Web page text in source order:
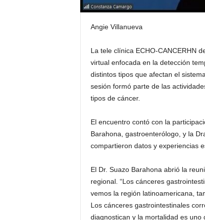
Angie Villanueva
La tele clínica ECHO-CANCERHN
virtual enfocada en la detección
distintos tipos que afectan el
sesión formó parte de las
tipos de cáncer.
El encuentro contó con la
Barahona, gastroenterólogo, y la
compartieron datos y experiencias
El Dr. Suazo Barahona abrió la
regional. “Los cánceres
vemos la región latinoamericana,
Los cánceres gastrointestinales
diagnostican y la mortalidad es uno